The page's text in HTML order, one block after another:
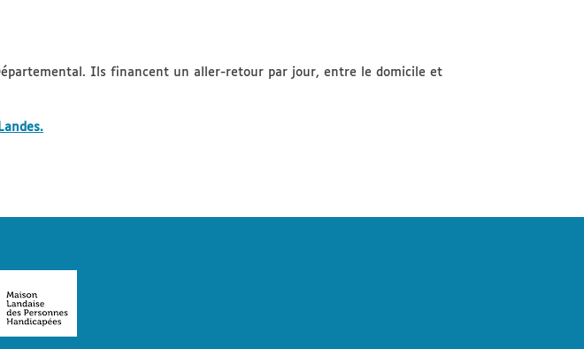
Ils financent un aller-retour par jour, entre le domicile et